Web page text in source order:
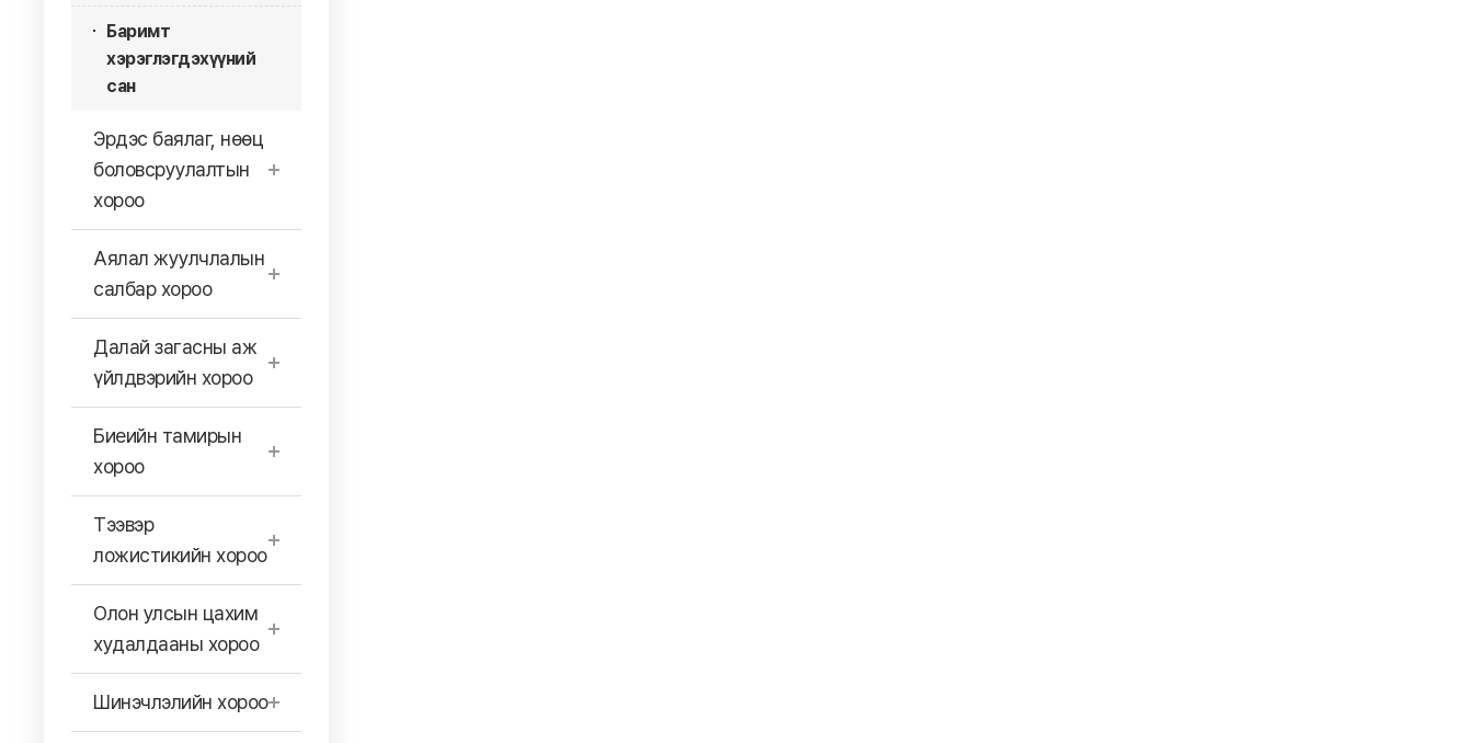
Баримт
хэрэглэгдэхүүний
сан
Эрдэс баялаг, нөөц
боловсруулалтын
хороо
Аялал жуулчлалын
салбар хороо
Далай загасны аж
үйлдвэрийн хороо
Биеийн тамирын
хороо
Тээвэр
ложистикийн хороо
Олон улсын цахим
худалдааны хороо
Шинэчлэлийн хороо